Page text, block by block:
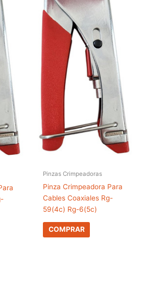
Pinzas Crimpeadoras
Pinza Crimpeadora Para
Cables Coaxiales Rg-
59(4c) Rg-6(5c)
COMPRAR